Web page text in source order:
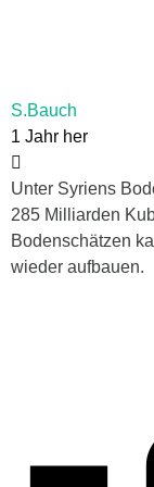
S.Bauch
1 Jahr her
Unter Syriens
285 Milliarden
Bodenschätzen
wieder aufbauen.